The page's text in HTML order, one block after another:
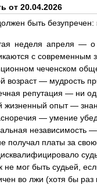
от 20.04.2026
быть
неделя апреля — о
с современным
чеченском
возраст — мудрость
репутация — ни
жизненный опыт —
— умение
независимость
получал платы за
не мог быть судьей,
во лжи (хотя бы раз